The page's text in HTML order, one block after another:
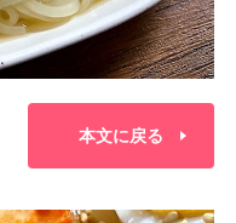
本文に戻る